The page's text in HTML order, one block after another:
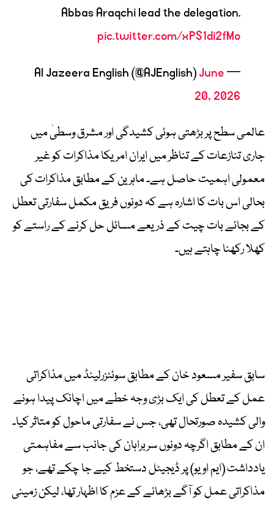
Abbas Araqchi lead the delegation.
pic.twitter.com/xPS1di2fMo
— Al Jazeera English (@AJEnglish)
June
20, 2026
عالمی سطح پر بڑھتی ہوئی کشیدگی اور مشرق وسطیٰ میں
جاری تنازعات کے تناظر میں ایران امریکا مذاکرات کو غیر
معمولی اہمیت حاصل ہے۔ ماہرین کے مطابق مذاکرات کی
بحالی اس بات کا اشارہ ہے کہ دونوں فریق مکمل سفارتی تعطل
کے بجائے بات چیت کے ذریعے مسائل حل کرنے کے راستے کو
کھلا رکھنا چاہتے ہیں۔
سابق سفیر مسعود خان کے مطابق سوئٹزرلینڈ میں مذاکراتی
عمل کے تعطل کی ایک بڑی وجہ خطے میں اچانک پیدا ہونے
والی کشیدہ صورتحال تھی، جس نے سفارتی ماحول کو متاثر کیا۔
ان کے مطابق اگرچہ دونوں سربراہان کی جانب سے مفاہمتی
یادداشت (ایم او یو) پر ڈیجیٹل دستخط کیے جا چکے تھے، جو
مذاکراتی عمل کو آگے بڑھانے کے عزم کا اظہار تھا، لیکن زمینی